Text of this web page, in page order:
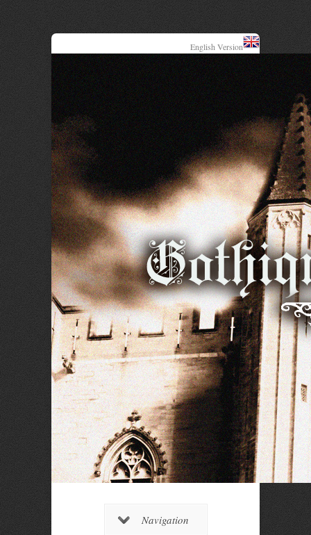
English Version
Navigation